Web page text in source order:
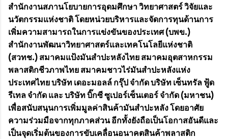
สำนักงานสภานโยบายการอุดมศึกษา วิทยาศาสตร์ วิจัยและ
นวัตกรรมแห่งชาติ โดยหน่วยบริหารและจัดการทุนด้านการ
เพิ่มความสามารถในการแข่งขันของประเทศ (บพข.)
สำนักงานพัฒนาวิทยาศาสตร์และเทคโนโลยีแห่งชาติ
(สวทช.) สมาคมแป้งมันสำปะหลังไทย สมาคมอุตสาหกรรม
พลาสติกชีวภาพไทย สมาคมชาวไร่มันสำปะหลังแห่ง
ประเทศไทย บริษัท เดอะมอลล์ กรุ๊ป จํากัด บริษัท เซ็นทรัล ฟู้ด
รีเทล จำกัด และ บริษัท บิ๊กซี ซูเปอร์เซ็นเตอร์ จํากัด (มหาชน)
เพื่อสนับสนุนการเพิ่มมูลค่าสินค้ามันสำปะหลัง โดยอาศัย
ความร่วมมือจากทุกภาคส่วน อีกทั้งยังถือเป็นโอกาสอันดีและ
เป็นจุดเริ่มต้นของการขับเคลื่อนอนาคตสินค้าพลาสติก